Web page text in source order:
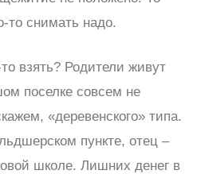
то снимать надо.
взять? Родители живут
поселке совсем не
«деревенского» типа.
пункте, отец –
школе. Лишних денег в